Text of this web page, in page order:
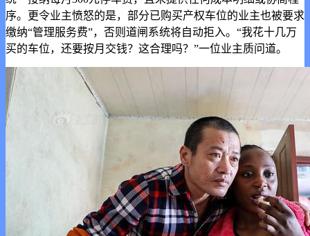
序。更令业主愤怒的是，部分已购买产权车位的业主也被要求
缴纳“管理服务费”，否则道闸系统将自动拒入。“我花十几万
买的车位，还要按月交钱？这合理吗？”一位业主质问道。